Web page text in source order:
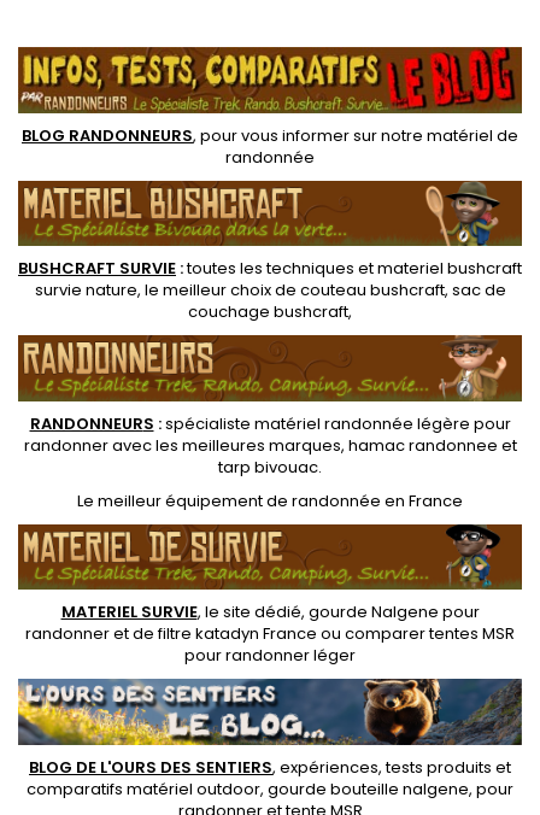
étanchéité IPX8 pour les
loisirs extérieurs et nature
BLOG RANDONNEURS, pour vous informer sur notre matériel de
randonnée
BUSHCRAFT SURVIE :toutes les techniques etmateriel bushcraft
survie nature, le meilleur choix de couteau bushcraft, sac de
couchage bushcraft,
RANDONNEURS :spécialiste matériel randonnée légère pour
randonner avec les meilleures marques, hamac randonnee et
tarp bivouac.
Le meilleur équipement de randonnée en France
MATERIEL SURVIE, le site dédié, gourde Nalgene pour
randonneret defiltre katadyn France ou comparer tentes MSR
pour randonner léger
BLOG DE L'OURS DES SENTIERS, expériences, tests produits et
comparatifs matériel outdoor, gourde bouteille nalgene, pour